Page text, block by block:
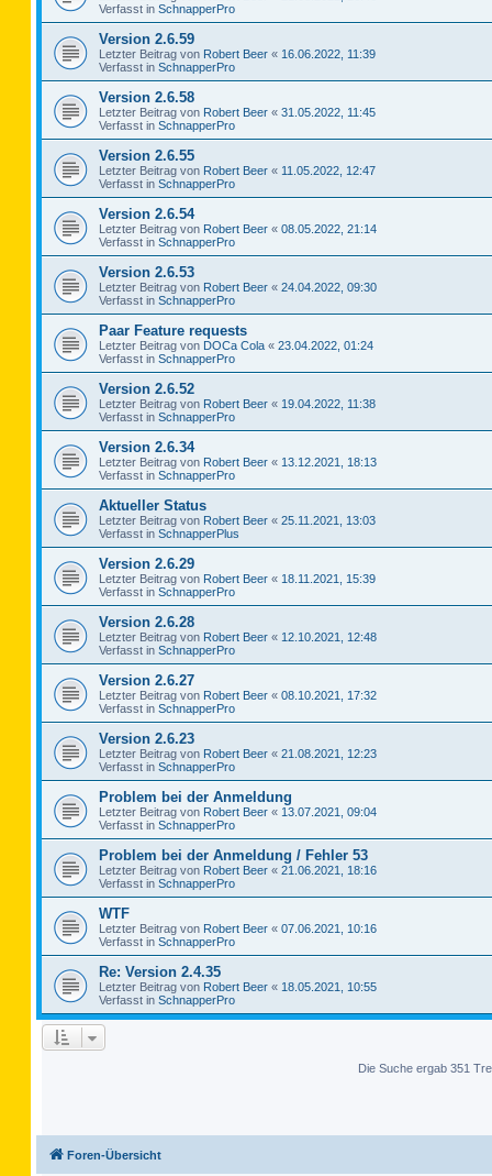
Verfasst in SchnapperPro
Version 2.6.59
Letzter Beitrag von Robert Beer « 16.06.2022, 11:39
Verfasst in SchnapperPro
Version 2.6.58
Letzter Beitrag von Robert Beer « 31.05.2022, 11:45
Verfasst in SchnapperPro
Version 2.6.55
Letzter Beitrag von Robert Beer « 11.05.2022, 12:47
Verfasst in SchnapperPro
Version 2.6.54
Letzter Beitrag von Robert Beer « 08.05.2022, 21:14
Verfasst in SchnapperPro
Version 2.6.53
Letzter Beitrag von Robert Beer « 24.04.2022, 09:30
Verfasst in SchnapperPro
Paar Feature requests
Letzter Beitrag von DOCa Cola « 23.04.2022, 01:24
Verfasst in SchnapperPro
Version 2.6.52
Letzter Beitrag von Robert Beer « 19.04.2022, 11:38
Verfasst in SchnapperPro
Version 2.6.34
Letzter Beitrag von Robert Beer « 13.12.2021, 18:13
Verfasst in SchnapperPro
Aktueller Status
Letzter Beitrag von Robert Beer « 25.11.2021, 13:03
Verfasst in SchnapperPlus
Version 2.6.29
Letzter Beitrag von Robert Beer « 18.11.2021, 15:39
Verfasst in SchnapperPro
Version 2.6.28
Letzter Beitrag von Robert Beer « 12.10.2021, 12:48
Verfasst in SchnapperPro
Version 2.6.27
Letzter Beitrag von Robert Beer « 08.10.2021, 17:32
Verfasst in SchnapperPro
Version 2.6.23
Letzter Beitrag von Robert Beer « 21.08.2021, 12:23
Verfasst in SchnapperPro
Problem bei der Anmeldung
Letzter Beitrag von Robert Beer « 13.07.2021, 09:04
Verfasst in SchnapperPro
Problem bei der Anmeldung / Fehler 53
Letzter Beitrag von Robert Beer « 21.06.2021, 18:16
Verfasst in SchnapperPro
WTF
Letzter Beitrag von Robert Beer « 07.06.2021, 10:16
Verfasst in SchnapperPro
Re: Version 2.4.35
Letzter Beitrag von Robert Beer « 18.05.2021, 10:55
Verfasst in SchnapperPro
Die Suche ergab 351
Foren-Übersicht